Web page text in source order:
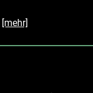
[mehr]